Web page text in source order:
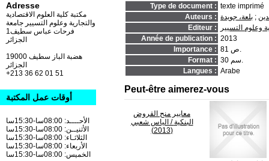
Type de document : texte imprimé
Auteurs :
; بلعة، جويدة
Editeur :
وعلوم التسيير
Année de publication : 2013
Importance :
81 ص.
Format :
30 سم.
Langues : Arabe
Peut-être aimerez-vous
معايير منح القروض
البنكية/ الياس شعبي
(2013)
Adresse
مكتبة كلية العلوم الاقتصادية
والتجارية وعلوم التسيير جامعة
فرحات عباس سطيف1
الجزائر
19000 هضبة الباز سطيف
+213 36 62 01 51
أوقات عمل المكتبة
الأحــــد: 08:00سا-15:30سا
الأثنيــن: 08:00سا-15:30سا
الثلاثـاء: 08:00سا-15:30سا
الأربعاء: 08:00سا-15:30سا
الخميس: 08:00سا-15:30سا